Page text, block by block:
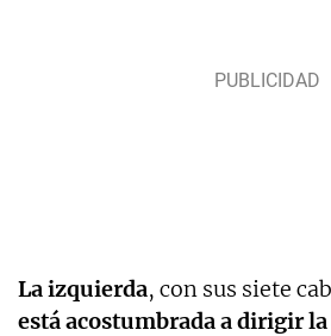
La izquierda, con sus siete
está acostumbrada a dirigir